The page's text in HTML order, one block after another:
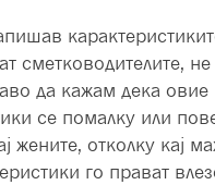
сметководителите,
да кажам дека овие
се помалку или
жените, отколку кај
го прават